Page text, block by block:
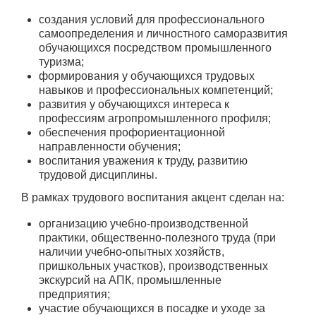
создания условий для профессионального
самоопределения и личностного саморазвития
обучающихся посредством промышленного
туризма;
формирования у обучающихся трудовых
навыков и профессиональных компетенций;
развития у обучающихся интереса к
профессиям агропромышленного профиля;
обеспечения профориентационной
направленности обучения;
воспитания уважения к труду, развитию
трудовой дисциплины.
В рамках трудового воспитания акцент сделан на:
организацию учебно-производственной
практики, общественно-полезного труда (при
наличии учебно-опытных хозяйств,
пришкольных участков), производственных
экскурсий на АПК, промышленные
предприятия;
участие обучающихся в посадке и уходе за